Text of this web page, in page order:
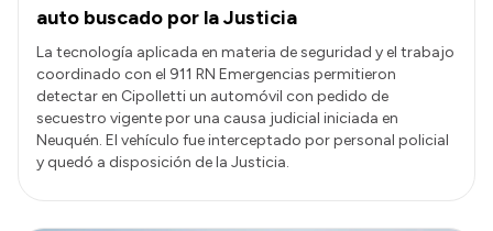
Convocatorias
Intranet
Login
auto buscado por la Justicia
La tecnología aplicada en materia de seguridad y el trabajo
coordinado con el 911 RN Emergencias permitieron
detectar en Cipolletti un automóvil con pedido de
secuestro vigente por una causa judicial iniciada en
Neuquén. El vehículo fue interceptado por personal policial
y quedó a disposición de la Justicia.